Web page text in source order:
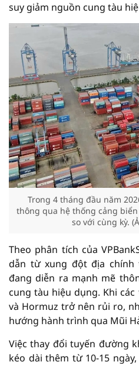
suy giảm nguồn cung tàu
Trong 4 tháng đầu năm
thông qua hệ thống cảng
so với cùng kỳ.
Theo phân tích của
dẫn từ xung đột địa chính
đang diễn ra mạnh mẽ
cung tàu hiệu dụng. Khi
và Hormuz trở nên rủi ro,
hướng hành trình qua Mũi
Việc thay đổi tuyến đường
kéo dài thêm từ 10-15